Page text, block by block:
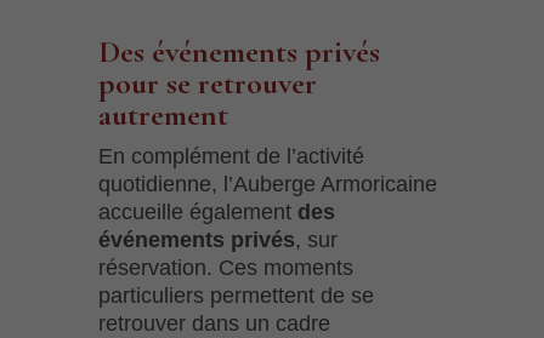
Des événements privés
pour se retrouver
autrement
En complément de l’activité
quotidienne, l’Auberge Armoricaine
accueille également des
événements privés, sur
réservation. Ces moments
particuliers permettent de se
retrouver dans un cadre